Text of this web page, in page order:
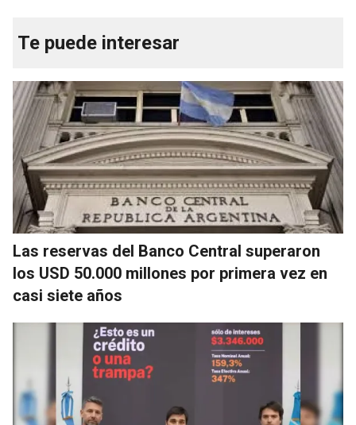
Te puede interesar
Las reservas del Banco Central superaron
los USD 50.000 millones por primera vez en
casi siete años